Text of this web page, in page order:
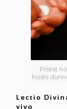
Priest
hosts
Lectio
vivo